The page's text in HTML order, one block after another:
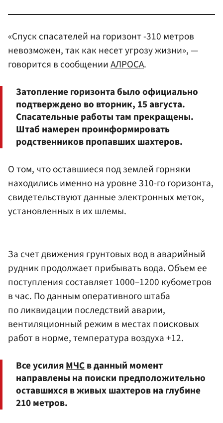
«Спуск спасателей на горизонт -310 метров
невозможен, так как несет угрозу жизни», —
говорится в сообщенииАЛРОСА.
Затопление горизонта было официально
подтверждено во вторник, 15 августа.
Спасательные работы там прекращены.
Штаб намерен проинформировать
родственников пропавших шахтеров.
О том, что оставшиеся под землей горняки
находились именно на уровне 310-го горизонта,
свидетельствуют данные электронных меток,
установленных в их шлемы.
За счет движения грунтовых вод в аварийный
рудник продолжает прибывать вода. Объем ее
поступления составляет 1000–1200 кубометров
в час. По данным оперативного штаба
по ликвидации последствий аварии,
вентиляционный режим в местах поисковых
работ в норме, температура воздуха +12.
Все усилияМЧСв данный момент
направлены на поиски предположительно
оставшихся в живых шахтеров на глубине
210 метров.